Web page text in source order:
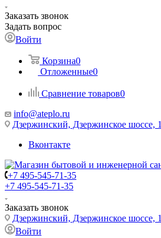
Заказать звонок
Задать вопрос
Войти
Корзина0
Отложенные0
Сравнение товаров0
info@ateplo.ru
Дзержинский, Дзержинское шоссе, 1
Вконтакте
+7 495-545-71-35
+7 495-545-71-35
Заказать звонок
Дзержинский, Дзержинское шоссе, 1
Войти